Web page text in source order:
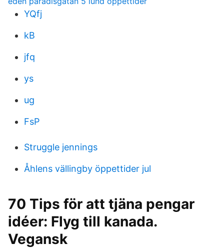
YQfj
kB
jfq
ys
ug
FsP
Struggle jennings
Åhlens vällingby öppettider jul
70 Tips för att tjäna pengar
idéer: Flyg till kanada.
Vegansk